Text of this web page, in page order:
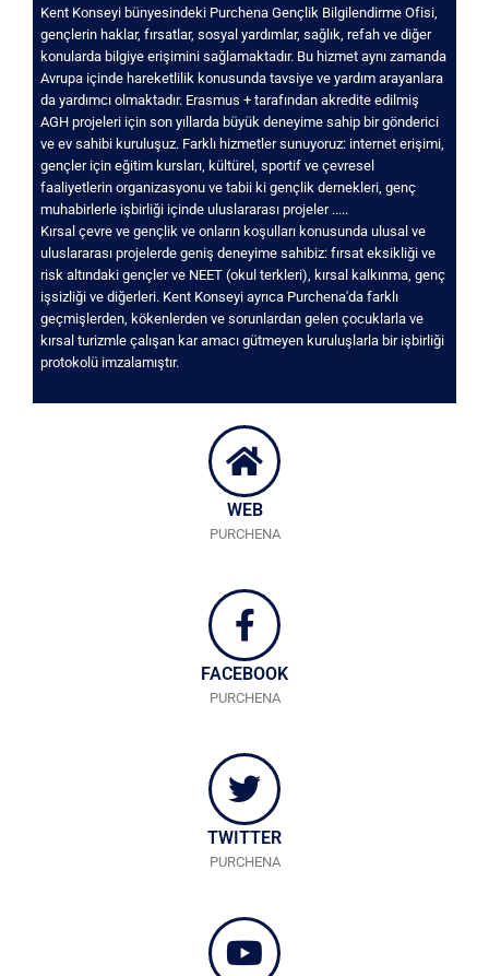
Kent Konseyi bünyesindeki Purchena Gençlik Bilgilendirme Ofisi,
gençlerin haklar, fırsatlar, sosyal yardımlar, sağlık, refah ve diğer
konularda bilgiye erişimini sağlamaktadır. Bu hizmet aynı zamanda
Avrupa içinde hareketlilik konusunda tavsiye ve yardım arayanlara
da yardımcı olmaktadır. Erasmus + tarafından akredite edilmiş
AGH projeleri için son yıllarda büyük deneyime sahip bir gönderici
ve ev sahibi kuruluşuz. Farklı hizmetler sunuyoruz: internet erişimi,
gençler için eğitim kursları, kültürel, sportif ve çevresel
faaliyetlerin organizasyonu ve tabii ki gençlik dernekleri, genç
muhabirlerle işbirliği içinde uluslararası projeler .....
Kırsal çevre ve gençlik ve onların koşulları konusunda ulusal ve
uluslararası projelerde geniş deneyime sahibiz: fırsat eksikliği ve
risk altındaki gençler ve NEET (okul terkleri), kırsal kalkınma, genç
işsizliği ve diğerleri. Kent Konseyi ayrıca Purchena'da farklı
geçmişlerden, kökenlerden ve sorunlardan gelen çocuklarla ve
kırsal turizmle çalışan kar amacı gütmeyen kuruluşlarla bir işbirliği
protokolü imzalamıştır.
WEB
PURCHENA
FACEBOOK
PURCHENA
TWITTER
PURCHENA